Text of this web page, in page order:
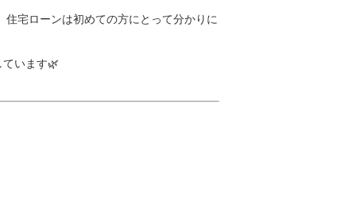
宅ローンは初めての方にとって分かりに
ています🌿